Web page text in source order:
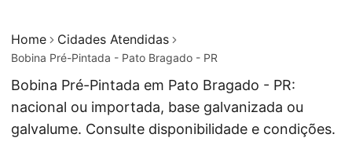
Home Cidades Atendidas
Bobina Pré-Pintada - Pato Bragado - PR
Bobina Pré-Pintada em Pato Bragado - PR:
nacional ou importada, base galvanizada ou
galvalume. Consulte disponibilidade e condições.